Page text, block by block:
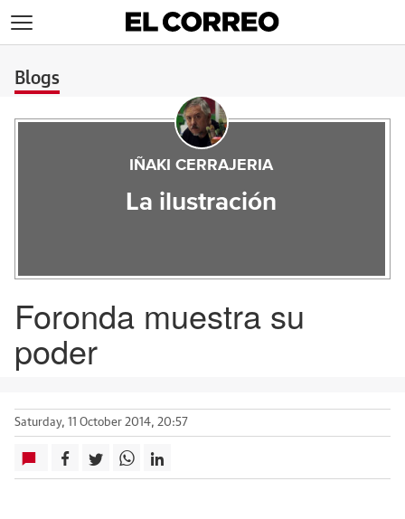
Blogs
IÑAKI CERRAJERIA
La ilustración
Foronda muestra su
poder
Saturday, 11 October 2014, 20:57